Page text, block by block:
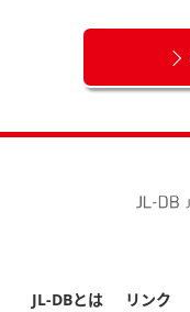
JL-DBとは リンク